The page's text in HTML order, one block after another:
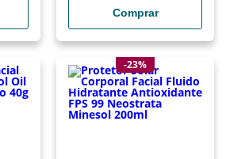
Comprar
-23%